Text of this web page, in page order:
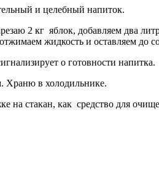
и целебный напиток.
2 кг яблок, добавляем два
жидкость и оставляем до
о готовности напитка.
Храню в холодильнике.
на стакан, как средство для